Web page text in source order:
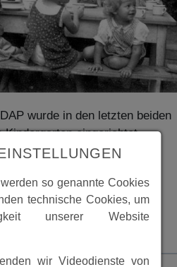
wurde in den letzten beiden
Kindergarten eingerichtet.
war eine Frau Hella
Berger (Eckhardt) lernte
wurde hier mit abgestellt.
so genannte Cookies
technische Cookies, um
unserer Website
wir Videodienste von